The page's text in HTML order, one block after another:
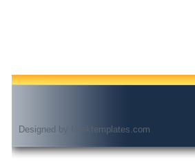
Designed by freektemplates.com